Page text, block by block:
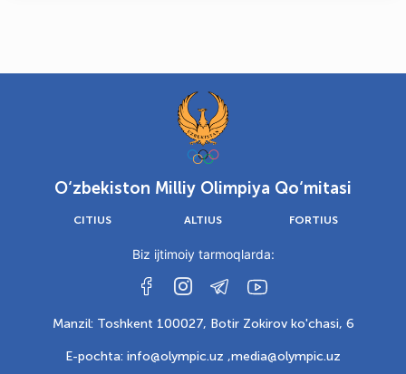
O‘zbekiston Milliy Olimpiya Qo‘mitasi
CITIUS ALTIUS FORTIUS
Biz ijtimoiy tarmoqlarda:
Manzil: Toshkent 100027, Botir Zokirov ko'chasi, 6
E-pochta: info@olympic.uz ,media@olympic.uz